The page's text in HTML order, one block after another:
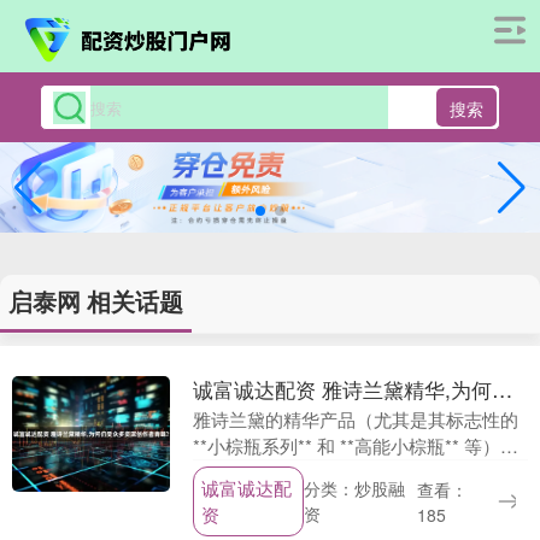
搜索
启泰网 相关话题
诚富诚达配资 雅诗兰黛精华,为何仍受众多资深创作者青睐?
雅诗兰黛的精华产品（尤其是其标志性的
**小棕瓶系列** 和 **高能小棕瓶** 等）之
所以能持续受到众多资深创作者（如美妆
博主、护肤专家、内容创作者）的青
睐，....
诚富诚达配
资
分类：炒股融
资
查看：
185